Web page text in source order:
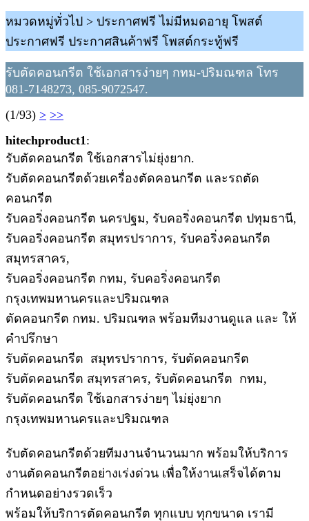
หมวดหมู่ทั่วไป > ประกาศฟรี ไม่มีหมดอายุ โพสต์
ประกาศฟรี ประกาศสินค้าฟรี โพสต์กระทู้ฟรี
รับตัดคอนกรีต ใช้เอกสารง่ายๆ กทม-ปริมณฑล โทร
081-7148273, 085-9072547.
(1/93) > >>
hitechproduct1:
รับตัดคอนกรีต ใช้เอกสารไม่ยุ่งยาก.
รับตัดคอนกรีตด้วยเครื่องตัดคอนกรีต และรถตัด
คอนกรีต
รับคอริ่งคอนกรีต นครปฐม, รับคอริ่งคอนกรีต ปทุมธานี,
รับคอริ่งคอนกรีต สมุทรปราการ, รับคอริ่งคอนกรีต
สมุทรสาคร,
รับคอริ่งคอนกรีต กทม, รับคอริ่งคอนกรีต
กรุงเทพมหานครและปริมณฑล
ตัดคอนกรีต กทม. ปริมณฑล พร้อมทีมงานดูแล และ ให้
คำปรึกษา
รับตัดคอนกรีต สมุทรปราการ, รับตัดคอนกรีต
รับตัดคอนกรีต สมุทรสาคร, รับตัดคอนกรีต กทม,
รับตัดคอนกรีต ใช้เอกสารง่ายๆ ไม่ยุ่งยาก
กรุงเทพมหานครและปริมณฑล
รับตัดคอนกรีตด้วยทีมงานจำนวนมาก พร้อมให้บริการ
งานตัดคอนกรีตอย่างเร่งด่วน เพื่อให้งานเสร็จได้ตาม
กำหนดอย่างรวดเร็ว
พร้อมให้บริการตัดคอนกรีต ทุกแบบ ทุกขนาด เรามี